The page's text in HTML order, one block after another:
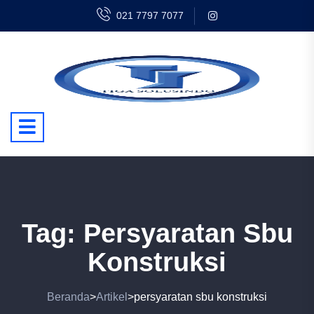
021 7797 7077
Tag: Persyaratan Sbu
Konstruksi
Beranda>Artikel >persyaratan sbu konstruksi